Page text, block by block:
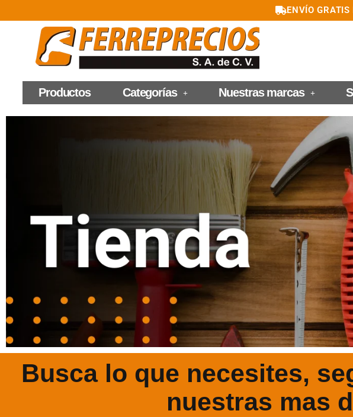
ENVÍO
Productos Categorías Nuestras marcas
Busca lo que necesites,
nuestras mas